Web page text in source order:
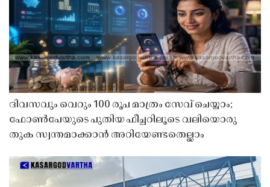
ദിവസവും വെറും 100 രൂപ മാത്രം സേവ് ചെയ്യാം;
ഫോൺപേയുടെ പുതിയ ഫീച്ചറിലൂടെ വലിയൊരു
തുക സ്വന്തമാക്കാൻ അറിയേണ്ടതെല്ലാം